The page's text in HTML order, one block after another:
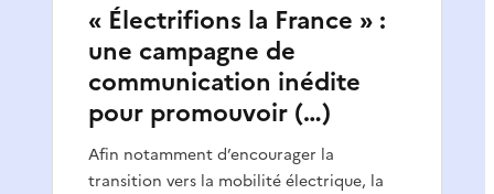
« Électrifions la France » :
une campagne de
communication inédite
pour promouvoir (…)
Afin notamment d’encourager la
transition vers la mobilité électrique, la